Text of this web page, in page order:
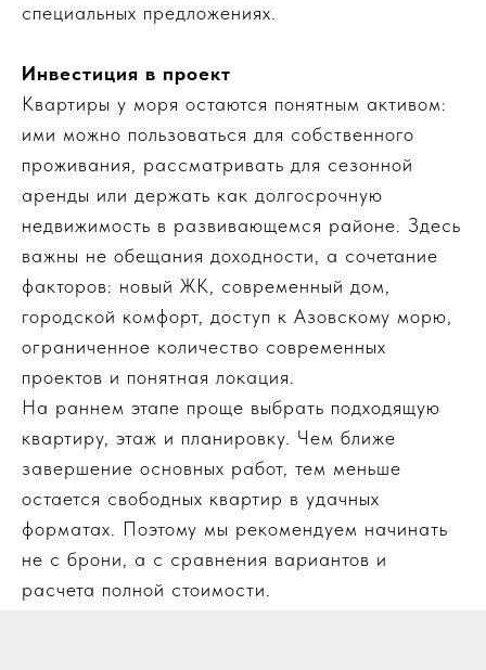
специальных предложениях.
Инвестиция в проект
Квартиры у моря остаются понятным активом:
ими можно пользоваться для собственного
проживания, рассматривать для сезонной
аренды или держать как долгосрочную
недвижимость в развивающемся районе. Здесь
важны не обещания доходности, а сочетание
факторов: новый ЖК, современный дом,
городской комфорт, доступ к Азовскому морю,
ограниченное количество современных
проектов и понятная локация.
На раннем этапе проще выбрать подходящую
квартиру, этаж и планировку. Чем ближе
завершение основных работ, тем меньше
остается свободных квартир в удачных
форматах. Поэтому мы рекомендуем начинать
не с брони, а с сравнения вариантов и
расчета полной стоимости.